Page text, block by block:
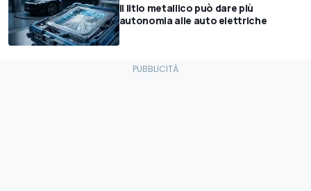
Il litio metallico può dare più
autonomia alle auto elettriche